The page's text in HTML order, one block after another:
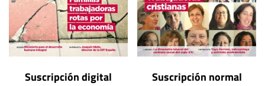
Suscripción digital Suscripción normal